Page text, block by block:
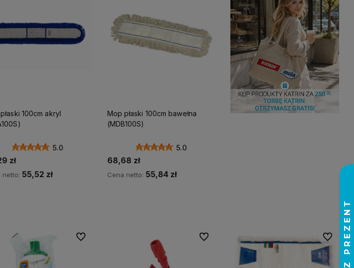
100cm akryl
5.0
zł
netto: 55,52 zł
Mop płaski 100cm bawełna
(MDB100S)
5.0
68,68 zł
Cena netto: 55,84 zł
Do ulubionych Do ulubionych Do